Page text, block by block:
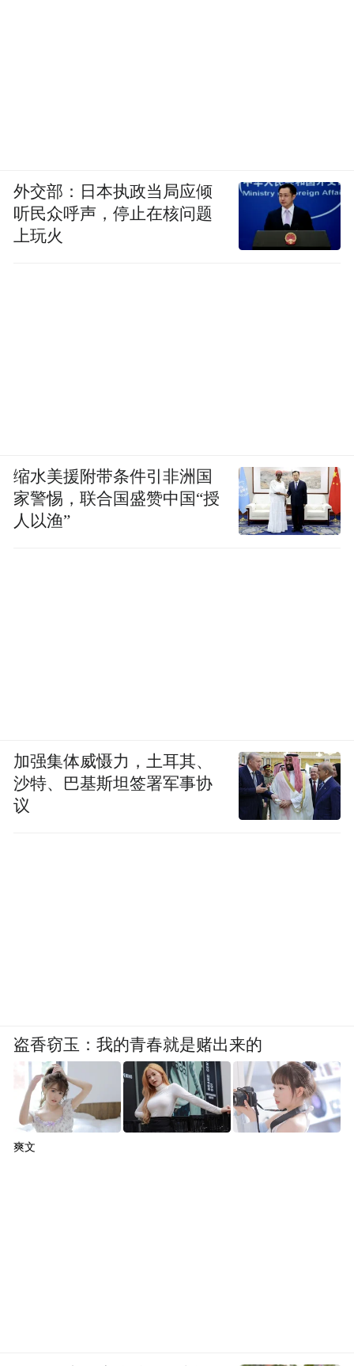
外交部：日本执政当局应倾
听民众呼声，停止在核问题
上玩火
缩水美援附带条件引非洲国
家警惕，联合国盛赞中国“授
人以渔”
加强集体威慑力，土耳其、
沙特、巴基斯坦签署军事协
议
盗香窃玉：我的青春就是赌出来的
爽文